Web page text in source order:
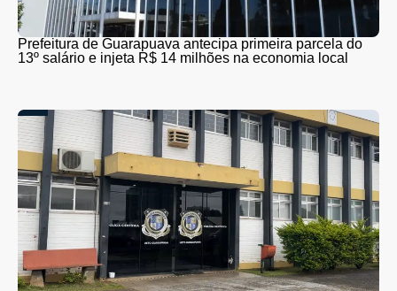
Prefeitura de Guarapuava antecipa primeira parcela do
13º salário e injeta R$ 14 milhões na economia local